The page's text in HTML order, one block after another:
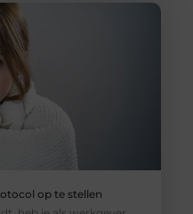
op te stellen